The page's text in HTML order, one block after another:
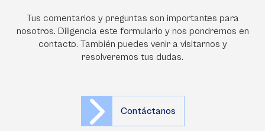
Tus comentarios y preguntas son importantes para
nosotros. Diligencia este formulario y nos pondremos en
contacto. También puedes venir a visitarnos y
resolveremos tus dudas.
Contáctanos